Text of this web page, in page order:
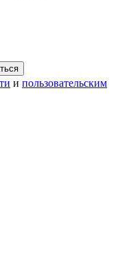
и пользовательским